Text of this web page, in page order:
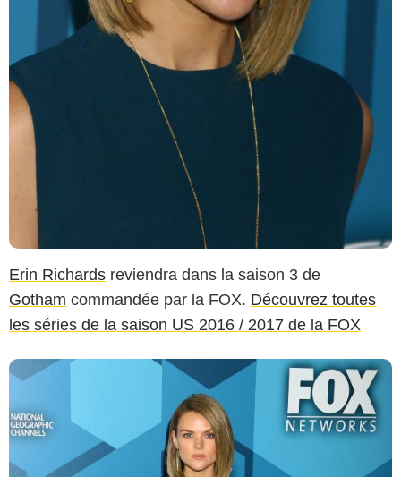
Erin Richards reviendra dans la saison 3 de
Gotham commandée par la FOX. Découvrez toutes
les séries de la saison US 2016 / 2017 de la FOX